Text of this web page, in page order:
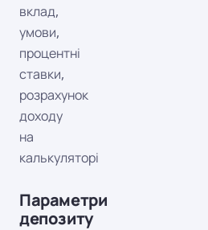
вклад,
умови,
процентні
ставки,
розрахунок
доходу
на
калькуляторі
Параметри
депозиту